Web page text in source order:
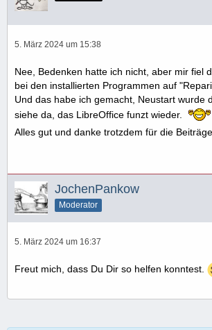
5. März 2024 um 15:38
Nee, Bedenken hatte ich nicht, aber mir fiel
bei den installierten Programmen auf
Und das habe ich gemacht, Neustart wurde
siehe da, das LibreOffice funzt wieder.
Alles gut und danke trotzdem für die Beiträge.
JochenPankow
Moderator
5. März 2024 um 16:37
Freut mich, dass Du Dir so helfen konntest.